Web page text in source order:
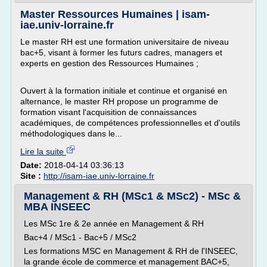
Master Ressources Humaines | isam-
iae.univ-lorraine.fr
Le master RH est une formation universitaire de niveau
bac+5, visant à former les futurs cadres, managers et
experts en gestion des Ressources Humaines ;
Ouvert à la formation initiale et continue et organisé en
alternance, le master RH propose un programme de
formation visant l'acquisition de connaissances
académiques, de compétences professionnelles et d'outils
méthodologiques dans le...
Lire la suite
Date: 2018-04-14 03:36:13
Site : http://isam-iae.univ-lorraine.fr
Management & RH (MSc1 & MSc2) - MSc &
MBA INSEEC
Les MSc 1re & 2e année en Management & RH
Bac+4 / MSc1 - Bac+5 / MSc2
Les formations MSC en Management & RH de l'INSEEC,
la grande école de commerce et management BAC+5,